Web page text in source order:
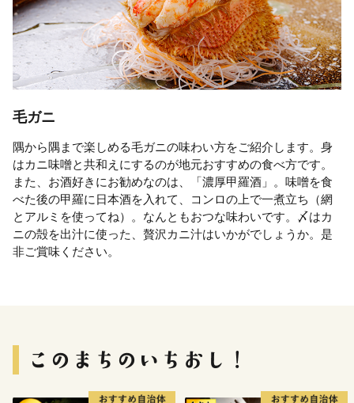
毛ガニ
隅から隅まで楽しめる毛ガニの味わい方をご紹介します。身
はカニ味噌と共和えにするのが地元おすすめの食べ方です。
また、お酒好きにお勧めなのは、「濃厚甲羅酒」。味噌を食
べた後の甲羅に日本酒を入れて、コンロの上で一煮立ち（網
とアルミを使ってね）。なんともおつな味わいです。〆はカ
ニの殻を出汁に使った、贅沢カニ汁はいかがでしょうか。是
非ご賞味ください。